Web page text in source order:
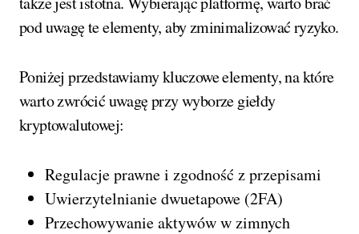
pod uwagę te elementy, aby zminimalizować ryzyko.
Poniżej przedstawiamy kluczowe elementy, na które
warto zwrócić uwagę przy wyborze giełdy
kryptowalutowej:
Regulacje prawne i zgodność z przepisami
Uwierzytelnianie dwuetapowe (2FA)
Przechowywanie aktywów w zimnych